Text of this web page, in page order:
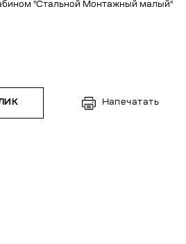
"Стальной Монтажный малый"
Напечатать